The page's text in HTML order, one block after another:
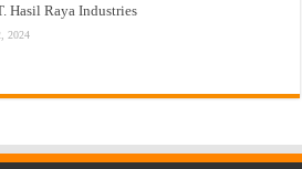
Hasil Raya Industries
2024